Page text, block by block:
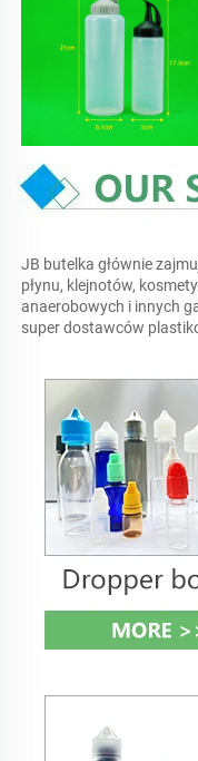
JB butelka głównie
płynu, klejnotów,
anaerobowych i innych
super dostawców